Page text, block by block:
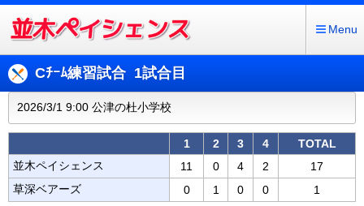
Menu
Cﾁｰﾑ練習試合 1試合目
2026/3/1 9:00 公津の杜小学校
1 2 3 4
TOTAL
並木ペイシェンス
11 0 4 2
17
草深ベアーズ
0 1 0 0 1